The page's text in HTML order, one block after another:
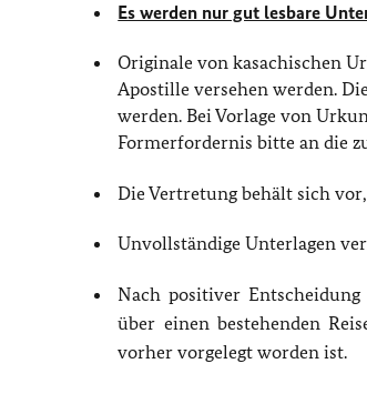
Es werden nur gut lesbare
Originale von kasachischen
Apostille versehen werden.
werden. Bei Vorlage von
Formerfordernis bitte an die
Die Vertretung behält sich
Unvollständige Unterlagen
Nach positiver
über einen bestehenden
vorher vorgelegt worden ist.